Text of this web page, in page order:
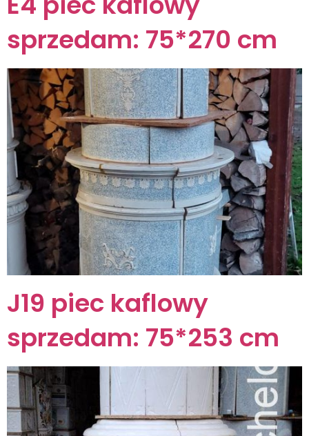
sprzedam: 75*270 cm
J19 piec kaflowy
sprzedam: 75*253 cm